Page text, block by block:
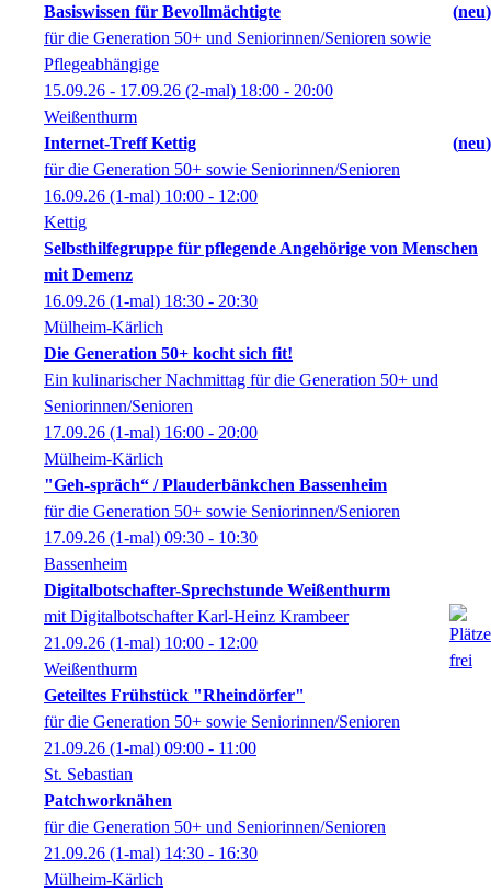
Basiswissen für Bevollmächtigte
neu
für die Generation 50+ und Seniorinnen/Senioren sowie
Pflegeabhängige
15.09.26 - 17.09.26 (2-mal) 18:00 - 20:00
Weißenthurm
Internet-Treff Kettig
neu
für die Generation 50+ sowie Seniorinnen/Senioren
16.09.26 (1-mal) 10:00 - 12:00
Kettig
Selbsthilfegruppe für pflegende Angehörige von Menschen
mit Demenz
16.09.26 (1-mal) 18:30 - 20:30
Mülheim-Kärlich
Die Generation 50+ kocht sich fit!
Ein kulinarischer Nachmittag für die Generation 50+ und
Seniorinnen/Senioren
17.09.26 (1-mal) 16:00 - 20:00
Mülheim-Kärlich
"Geh-spräch“ / Plauderbänkchen Bassenheim
für die Generation 50+ sowie Seniorinnen/Senioren
17.09.26 (1-mal) 09:30 - 10:30
Bassenheim
Digitalbotschafter-Sprechstunde Weißenthurm
mit Digitalbotschafter Karl-Heinz Krambeer
21.09.26 (1-mal) 10:00 - 12:00
Weißenthurm
Geteiltes Frühstück "Rheindörfer"
für die Generation 50+ sowie Seniorinnen/Senioren
21.09.26 (1-mal) 09:00 - 11:00
St. Sebastian
Patchworknähen
für die Generation 50+ und Seniorinnen/Senioren
21.09.26 (1-mal) 14:30 - 16:30
Mülheim-Kärlich